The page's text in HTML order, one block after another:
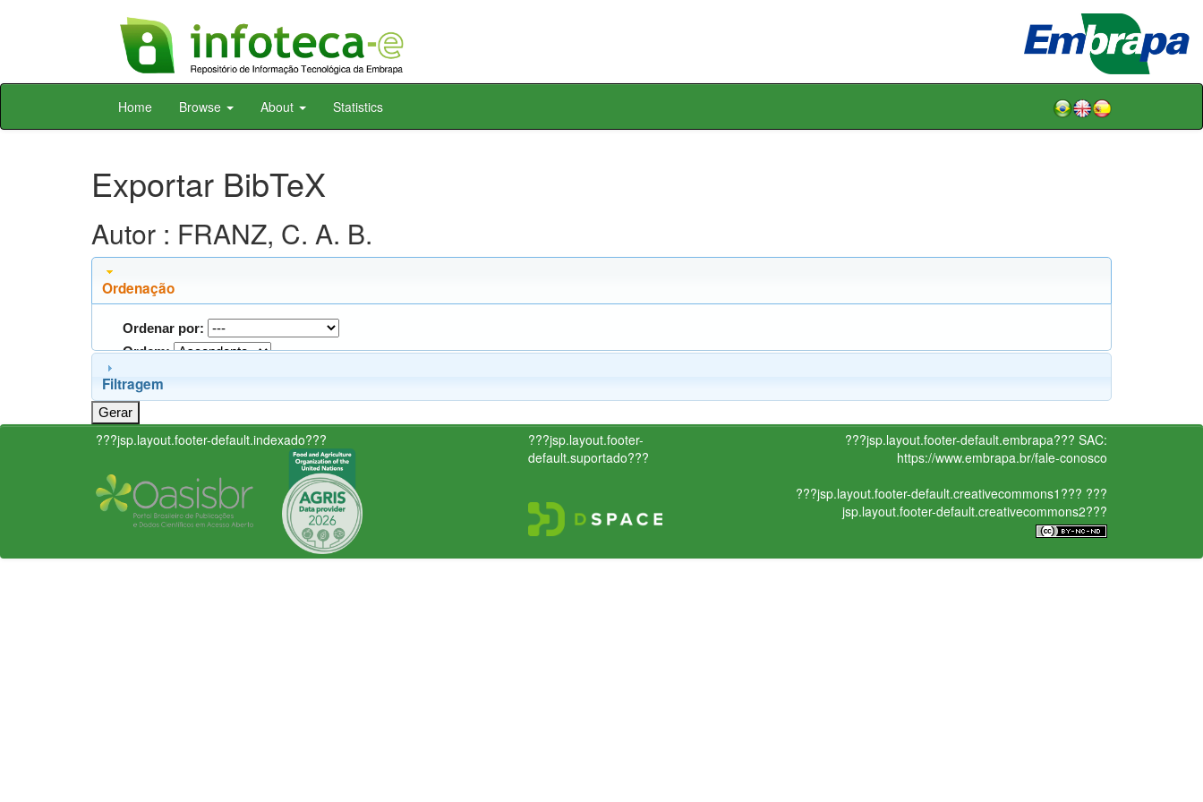
Skip
Home Browse About Statistics
Exportar BibTeX
Autor : FRANZ, C. A. B.
Ordenação
Ordenar por:
Ordem:
Filtragem
???jsp.layout.footer-default.indexado???
???jsp.layout.footer-
default.suportado???
???jsp.layout.footer-default.embrapa??? SAC:
https://www.embrapa.br/fale-conosco
???jsp.layout.footer-default.creativecommons1??? ???
jsp.layout.footer-default.creativecommons2???